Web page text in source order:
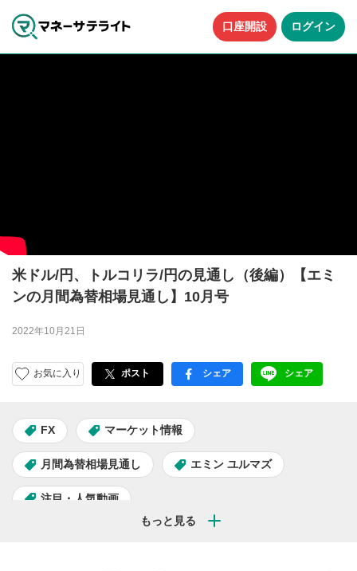
口座開設 ログイン
米ドル/円、トルコリラ/円の見通し（後編）【エミ
ンの月間為替相場見通し】10月号
2022年10月21日
お気に入り ポスト facebook
シェア LINE
シェア
FX マーケット情報
月間為替相場見通し エミン ユルマズ
注目・人気動画